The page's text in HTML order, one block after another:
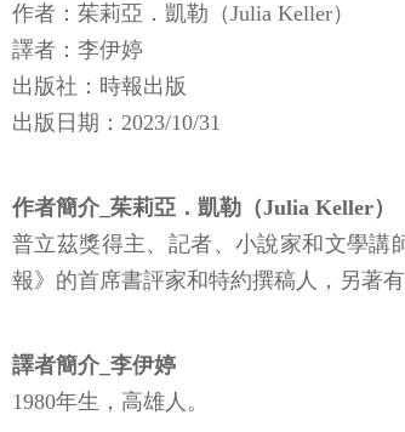
作者：茱莉亞．凱勒（Julia Keller）
譯者：李伊婷
出版社：時報出版
出版日期：2023/10/31
作者簡介_茱莉亞．凱勒（Julia Keller）
普立茲獎得主、記者、小說家和文學講
報》的首席書評家和特約撰稿人，另著
譯者簡介_李伊婷
1980年生，高雄人。